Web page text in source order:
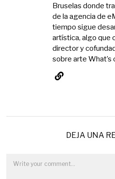
Bruselas donde
de la agencia de
tiempo sigue
artística, algo que
director y
sobre arte What’s
DEJA UNA